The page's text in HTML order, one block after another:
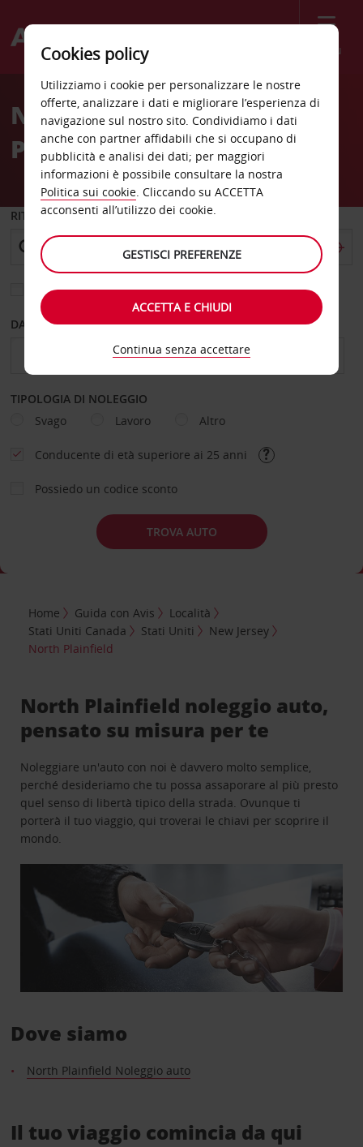
Menù
Welcome
AvisNoleggio auto North
Plainfield
RITIRO DA
Scegli una località di riconsegna diversa
DAL GIORNO AL GIORNO
TIPOLOGIA DI NOLEGGIO
Svago
Lavoro Altro
Conducente di età superiore ai 25 anni
Possiedo un codice sconto
TROVA AUTO
Home Guida con Avis
Località
Stati Uniti Canada
Stati Uniti
New Jersey
North Plainfield
North Plainfield noleggio auto,
pensato su misura per te
Noleggiare un'auto con noi è davvero molto semplice,
perché desideriamo che tu possa assaporare al più presto
quel senso di libertà tipico della strada. Ovunque ti
porterà il tuo viaggio, qui troverai le chiavi per scoprire il
mondo.
Dove siamo
North Plainfield Noleggio auto
Il tuo viaggio comincia da qui
Cookies policy
Utilizziamo i cookie per personalizzare le nostre
offerte, analizzare i dati e migliorare l’esperienza di
navigazione sul nostro sito. Condividiamo i dati
anche con partner affidabili che si occupano di
pubblicità e analisi dei dati; per maggiori
informazioni è possibile consultare la nostra
Politica sui cookie. Cliccando su ACCETTA
acconsenti all’utilizzo dei cookie.
GESTISCI PREFERENZE
ACCETTA E CHIUDI
Continua senza accettare